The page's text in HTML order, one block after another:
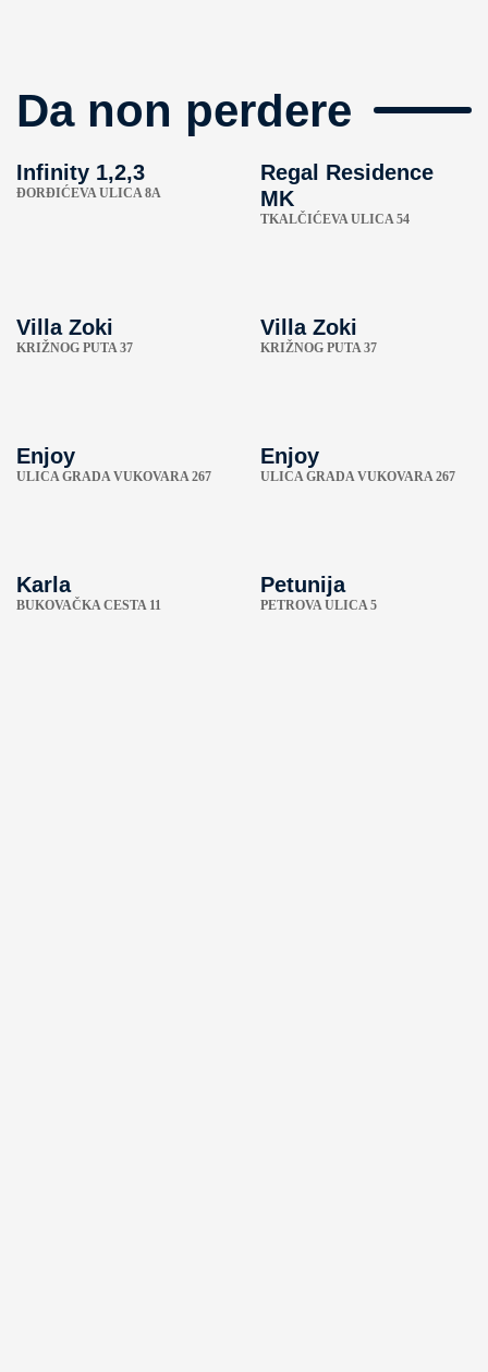
Da non perdere
Infinity 1,2,3
ÐORĐIĆEVA ULICA 8A
Regal Residence
MK
TKALČIĆEVA ULICA 54
Villa Zoki
KRIŽNOG PUTA 37
Villa Zoki
KRIŽNOG PUTA 37
Enjoy
ULICA GRADA VUKOVARA 267
Enjoy
ULICA GRADA VUKOVARA 267
Karla
BUKOVAČKA CESTA 11
Petunija
PETROVA ULICA 5